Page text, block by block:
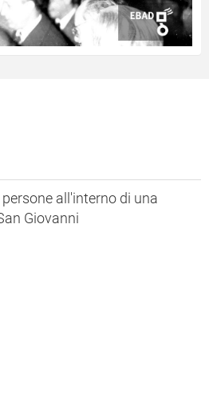
all'interno di una
Giovanni